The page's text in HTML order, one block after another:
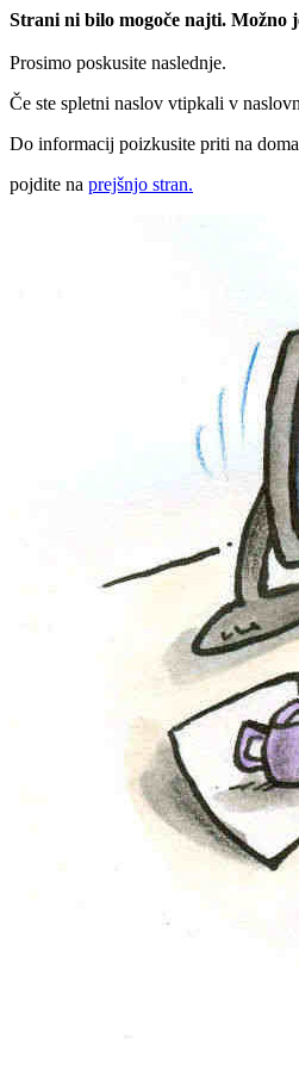
Strani ni bilo mogoče najti. Možno
Prosimo poskusite naslednje.
Če ste spletni naslov vtipkali v
Do informacij poizkusite priti na
pojdite na prejšnjo stran.